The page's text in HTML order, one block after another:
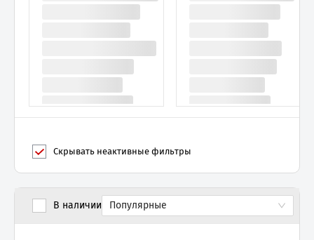
Скрывать неактивные фильтры
В наличии Популярные